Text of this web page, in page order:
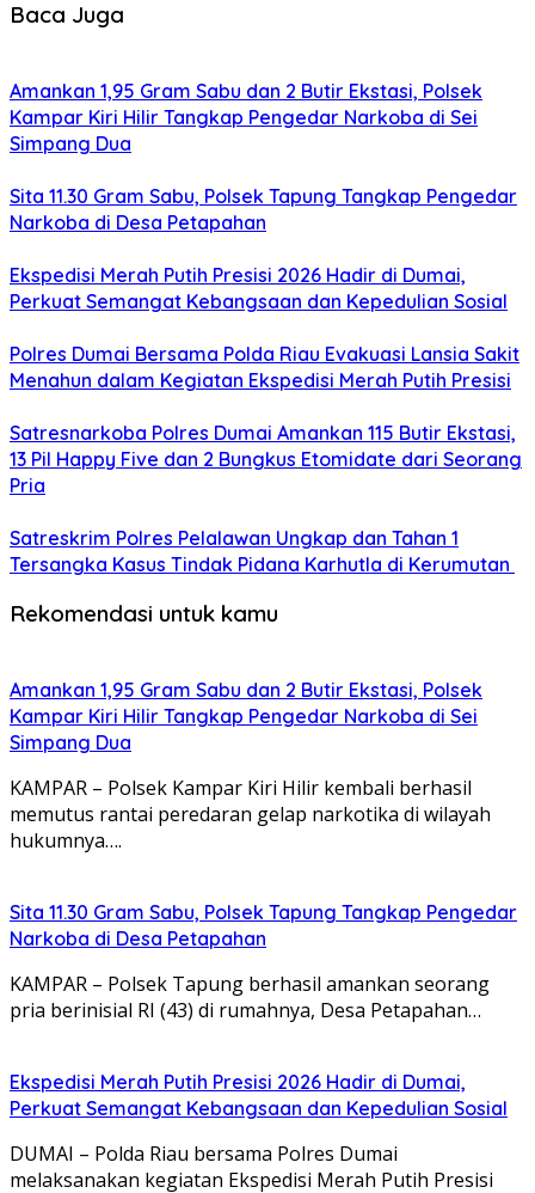
Baca Juga
Amankan 1,95 Gram Sabu dan 2 Butir Ekstasi, Polsek
Kampar Kiri Hilir Tangkap Pengedar Narkoba di Sei
Simpang Dua
Sita 11.30 Gram Sabu, Polsek Tapung Tangkap Pengedar
Narkoba di Desa Petapahan
Ekspedisi Merah Putih Presisi 2026 Hadir di Dumai,
Perkuat Semangat Kebangsaan dan Kepedulian Sosial
Polres Dumai Bersama Polda Riau Evakuasi Lansia Sakit
Menahun dalam Kegiatan Ekspedisi Merah Putih Presisi
Satresnarkoba Polres Dumai Amankan 115 Butir Ekstasi,
13 Pil Happy Five dan 2 Bungkus Etomidate dari Seorang
Pria
Satreskrim Polres Pelalawan Ungkap dan Tahan 1
Tersangka Kasus Tindak Pidana Karhutla di Kerumutan
Rekomendasi untuk kamu
Amankan 1,95 Gram Sabu dan 2 Butir Ekstasi, Polsek
Kampar Kiri Hilir Tangkap Pengedar Narkoba di Sei
Simpang Dua
KAMPAR – Polsek Kampar Kiri Hilir kembali berhasil
memutus rantai peredaran gelap narkotika di wilayah
hukumnya….
Sita 11.30 Gram Sabu, Polsek Tapung Tangkap Pengedar
Narkoba di Desa Petapahan
KAMPAR – Polsek Tapung berhasil amankan seorang
pria berinisial RI (43) di rumahnya, Desa Petapahan…
Ekspedisi Merah Putih Presisi 2026 Hadir di Dumai,
Perkuat Semangat Kebangsaan dan Kepedulian Sosial
DUMAI – Polda Riau bersama Polres Dumai
melaksanakan kegiatan Ekspedisi Merah Putih Presisi